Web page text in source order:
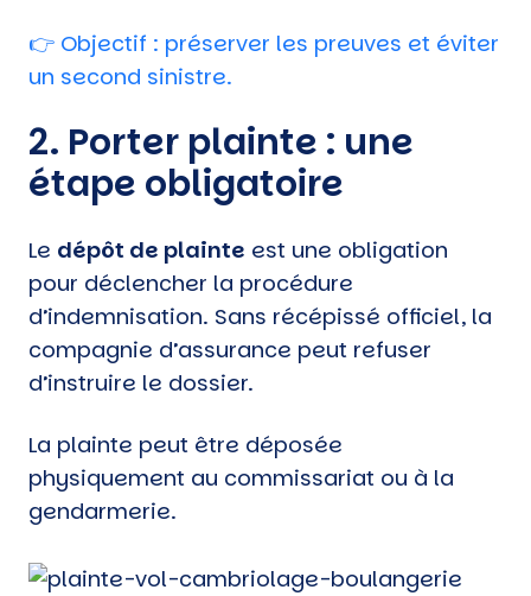
👉 Objectif : préserver les preuves et éviter
un second sinistre.
2. Porter plainte : une
étape obligatoire
Le dépôt de plainte est une obligation
pour déclencher la procédure
d’indemnisation. Sans récépissé officiel, la
compagnie d’assurance peut refuser
d’instruire le dossier.
La plainte peut être déposée
physiquement au commissariat ou à la
gendarmerie.